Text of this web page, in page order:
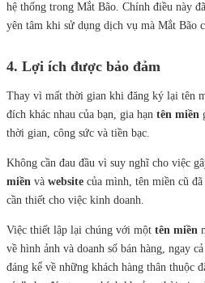
hệ thống trong Mắt Bão. Chính điều này
yên tâm khi sử dụng dịch vụ mà Mắt Bão
4. Lợi ích được bảo đảm
Thay vì mất thời gian khi đăng ký lại tên
đích khác nhau của bạn, gia hạn tên miền
thời gian, công sức và tiền bạc.
Không cần đau đầu vì suy nghĩ cho việc
miền và website của mình, tên miền cũ
cần thiết cho việc kinh doanh.
Việc thiết lập lại chúng với một tên miền
về hình ảnh và doanh số bán hàng, ngay
đáng kể về những khách hàng thân thuộc